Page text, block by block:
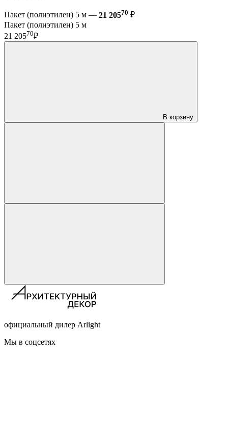
Пакет (полиэтилен) 5 м — 21 20570 ₽
Пакет (полиэтилен) 5 м
21 20570₽
В корзину
официальный дилер Arlight
Мы в соцсетях